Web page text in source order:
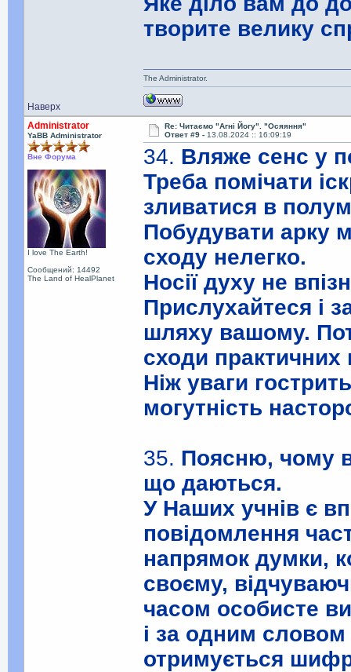
творите велику
Наверх
The Administrator.
Administrator
YaBB Administrator
Вне Форума
I love The Earth!
Сообщений: 14492
The Land of HealPlanet
Re: Читаємо "Агні Йогу". "Осяяння"
Ответ #9 - 13.08.2024 :: 16:09:19
34. Вляже сенс у
Треба помічати
зливатися в
Побудувати арку
сходу нелегко.
Носії духу не
Прислухайтеся і
шляху вашому.
сходи
Ніж уваги
могутність
35. Поясню, чому
що даються.
У Наших учнів є
повідомлення
напрямок думки,
своєму,
часом особисте
і за одним
отримується